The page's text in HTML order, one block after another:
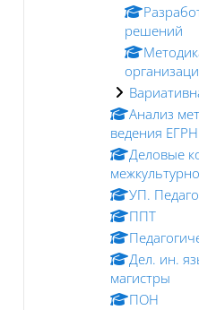
решений
Анализ
ведения ЕГРН
Деловые
УП.
ППТ
Дел. ин.
магистры
ПОН